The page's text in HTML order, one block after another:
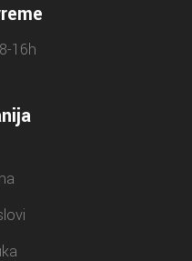
16h